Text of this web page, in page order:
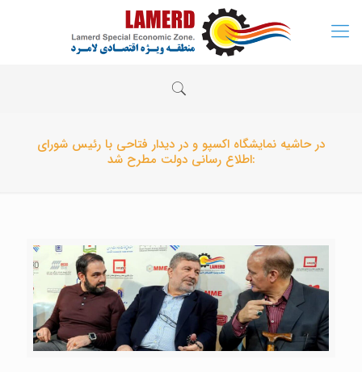
در حاشیه نمایشگاه اکسپو و در دیدار فتاحی با رئیس شورای
اطلاع رسانی دولت مطرح شد: